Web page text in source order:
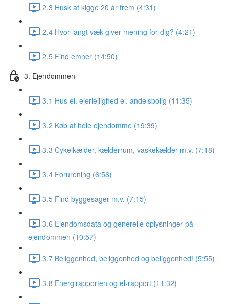
2.3 Husk at kigge 20 år frem (4:31)
2.4 Hvor langt væk giver mening for dig? (4:21)
2.5 Find emner (14:50)
3. Ejendommen
3.1 Hus el. ejerlejlighed el. andelsbolig (11:35)
3.2 Køb af hele ejendomme (19:39)
3.3 Cykelkælder, kælderrum, vaskekælder m.v. (7:18)
3.4 Forurening (6:56)
3.5 Find byggesager m.v. (7:15)
3.6 Ejendomsdata og generelle oplysninger på
ejendommen (10:57)
3.7 Beliggenhed, beliggenhed og beliggenhed! (5:55)
3.8 Energirapporten og el-rapport (11:32)